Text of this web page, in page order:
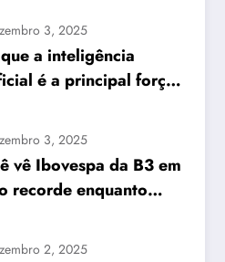
3, 2025
a inteligência
é a principal força
para seus
3, 2025
vê Ibovespa da B3 em
recorde enquanto
2, 2025